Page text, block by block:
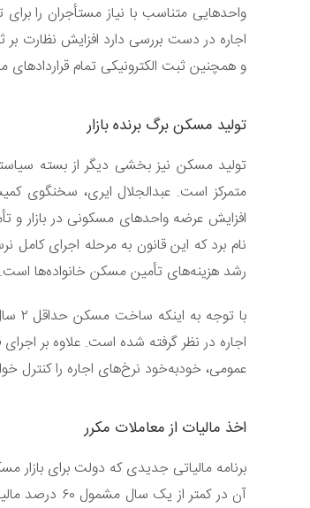
واحدهایی متناسب با نیاز مستأجران را
اجاره در دست بررسی دارد افزایش نظارت بر
و همچنین ثبت الکترونیکی تمام
تولید مسکن برگ برنده بازار
تولید مسکن نیز بخشی دیگر از بسته
متمرکز است. عبدالجلال ایری، سخنگوی
افزایش عرضه واحدهای مسکونی در بازار و
نام برد که این قانون به مرحله اجرای
رشد هزینه‌های تأمین مسکن خانواده‌ها است.
با
اجاره در نظر گرفته شده است. علاوه بر
عمومی، خودبه‌خود نرخ‌های اجاره را کنترل
اخذ مالیات از معاملات مکرر
برنامه مالیاتی جدیدی که دولت برای
آن در کمتر